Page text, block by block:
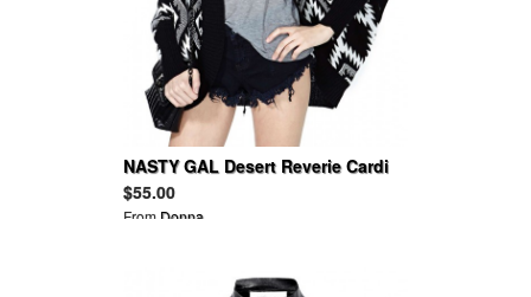
NASTY GAL Desert Reverie Cardi
$55.00
From Donna